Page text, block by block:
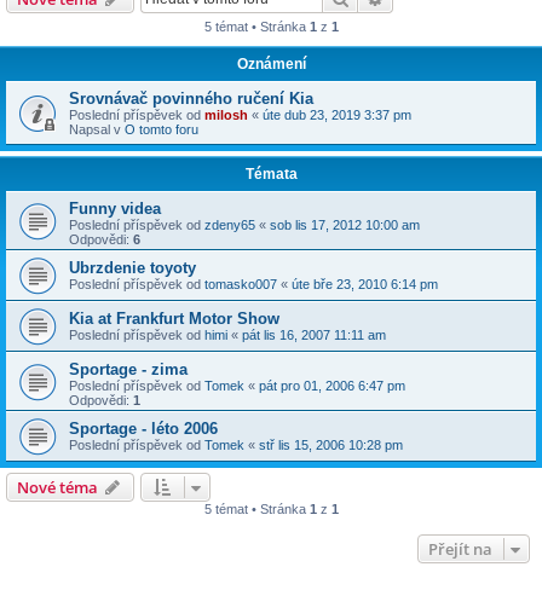
5 témat • Stránka 1 z 1
Oznámení
Srovnávač povinného ručení Kia
Poslední příspěvek od milosh « úte dub 23, 2019 3:37 pm
Napsal v O tomto foru
Témata
Funny videa
Poslední příspěvek od zdeny65 « sob lis 17, 2012 10:00 am
Odpovědi: 6
Ubrzdenie toyoty
Poslední příspěvek od tomasko007 « úte bře 23, 2010 6:14 pm
Kia at Frankfurt Motor Show
Poslední příspěvek od himi « pát lis 16, 2007 11:11 am
Sportage - zima
Poslední příspěvek od Tomek « pát pro 01, 2006 6:47 pm
Odpovědi: 1
Sportage - léto 2006
Poslední příspěvek od Tomek « stř lis 15, 2006 10:28 pm
Nové téma
5 témat • Stránka 1 z 1
Přejít na